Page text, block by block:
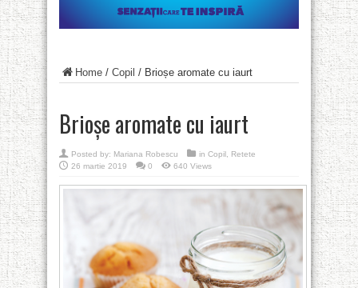
Home / Copil / Brioșe aromate cu iaurt
Brioșe aromate cu iaurt
Posted by: Mariana Robescu in Copil
Retete
26 martie 2019
0 640 Views